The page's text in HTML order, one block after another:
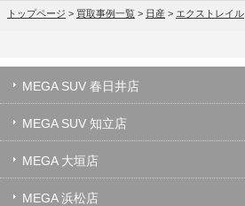
トップページ > 買取事例一覧 > 日産 > エクストレイル
MEGA SUV 春日井店
MEGA SUV 知立店
MEGA 大垣店
MEGA 浜松店